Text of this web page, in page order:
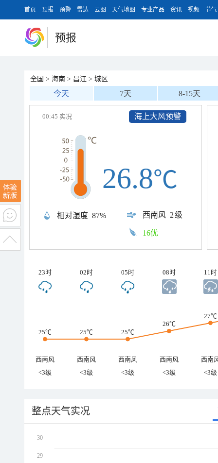
首页 预报 预警 雷达 云图 天气地图 专业产品 资讯 视频 节气
预报
全国 > 海南 > 昌江 > 城区
今天 7天 8-15天
海上大风预警
00:45 实况
相对湿度 87% 西南风 2级
26.8℃
16优
23时 02时 05时 08时 11时
25℃ 25℃ 25℃
26℃
27℃
西南风 西南风 西南风 西南风
西南
<3级
<3级 <3级 <3级 <3级
整点天气实况
30
29